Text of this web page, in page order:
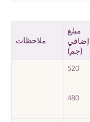
مبلغ
إضافي
(جم)
ملاحظات
520
480